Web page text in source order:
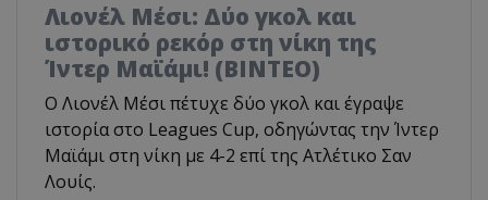
Λιονέλ Μέσι: Δύο γκολ και
ιστορικό ρεκόρ στη νίκη της
Ίντερ Μαϊάμι! (ΒΙΝΤΕΟ)
Ο Λιονέλ Μέσι πέτυχε δύο γκολ και έγραψε
ιστορία στο Leagues Cup, οδηγώντας την Ίντερ
Μαϊάμι στη νίκη με 4-2 επί της Ατλέτικο Σαν
Λουίς.